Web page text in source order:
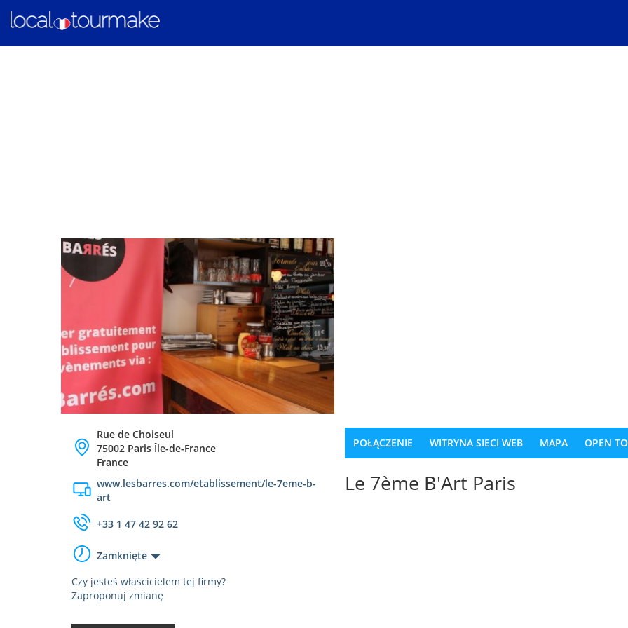
Rue de Choiseul
75002 Paris Île-de-France
France
www.lesbarres.com/etablissement/le-7eme-b-
art
+33 1 47 42 92 62
Zamknięte
Czy jesteś właścicielem tej firmy?
Zaproponuj zmianę
POŁĄCZENIE WITRYNA SIECI WEB MAPA OPEN
Le 7ème B'Art Paris